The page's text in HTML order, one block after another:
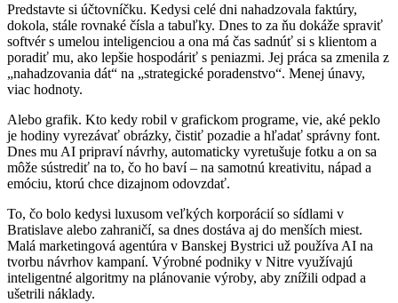
Predstavte si účtovníčku. Kedysi celé dni nahadzovala faktúry,
dokola, stále rovnaké čísla a tabuľky. Dnes to za ňu dokáže spraviť
softvér s umelou inteligenciou a ona má čas sadnúť si s klientom a
poradiť mu, ako lepšie hospodáriť s peniazmi. Jej práca sa zmenila z
„nahadzovania dát“ na „strategické poradenstvo“. Menej únavy,
viac hodnoty.
Alebo grafik. Kto kedy robil v grafickom programe, vie, aké peklo
je hodiny vyrezávať obrázky, čistiť pozadie a hľadať správny font.
Dnes mu AI pripraví návrhy, automaticky vyretušuje fotku a on sa
môže sústrediť na to, čo ho baví – na samotnú kreativitu, nápad a
emóciu, ktorú chce dizajnom odovzdať.
To, čo bolo kedysi luxusom veľkých korporácií so sídlami v
Bratislave alebo zahraničí, sa dnes dostáva aj do menších miest.
Malá marketingová agentúra v Banskej Bystrici už používa AI na
tvorbu návrhov kampaní. Výrobné podniky v Nitre využívajú
inteligentné algoritmy na plánovanie výroby, aby znížili odpad a
ušetrili náklady.